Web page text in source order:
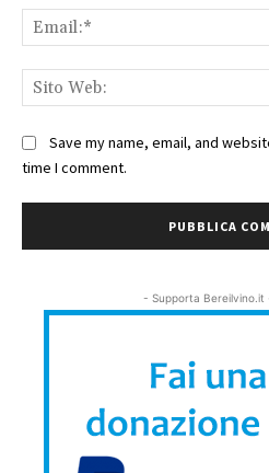
Save my name, email, and
time I comment.
- Supporta Bereilvino.it